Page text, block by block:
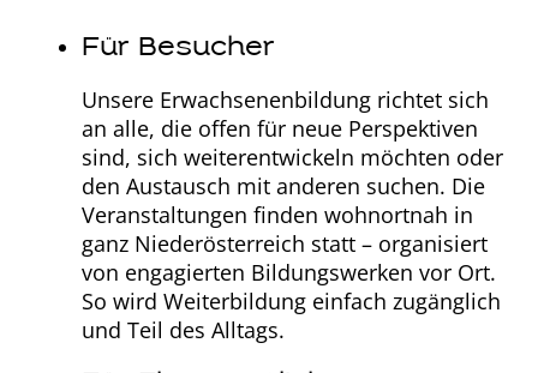
Für Besucher
Unsere Erwachsenenbildung richtet sich
an alle, die offen für neue Perspektiven
sind, sich weiterentwickeln möchten oder
den Austausch mit anderen suchen. Die
Veranstaltungen finden wohnortnah in
ganz Niederösterreich statt – organisiert
von engagierten Bildungswerken vor Ort.
So wird Weiterbildung einfach zugänglich
und Teil des Alltags.